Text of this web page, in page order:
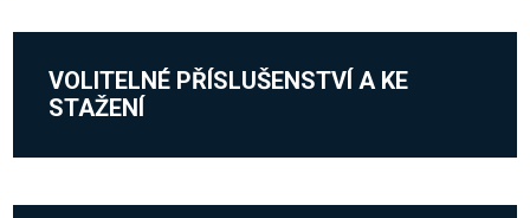
VOLITELNÉ PŘÍSLUŠENSTVÍ A KE
STAŽENÍ